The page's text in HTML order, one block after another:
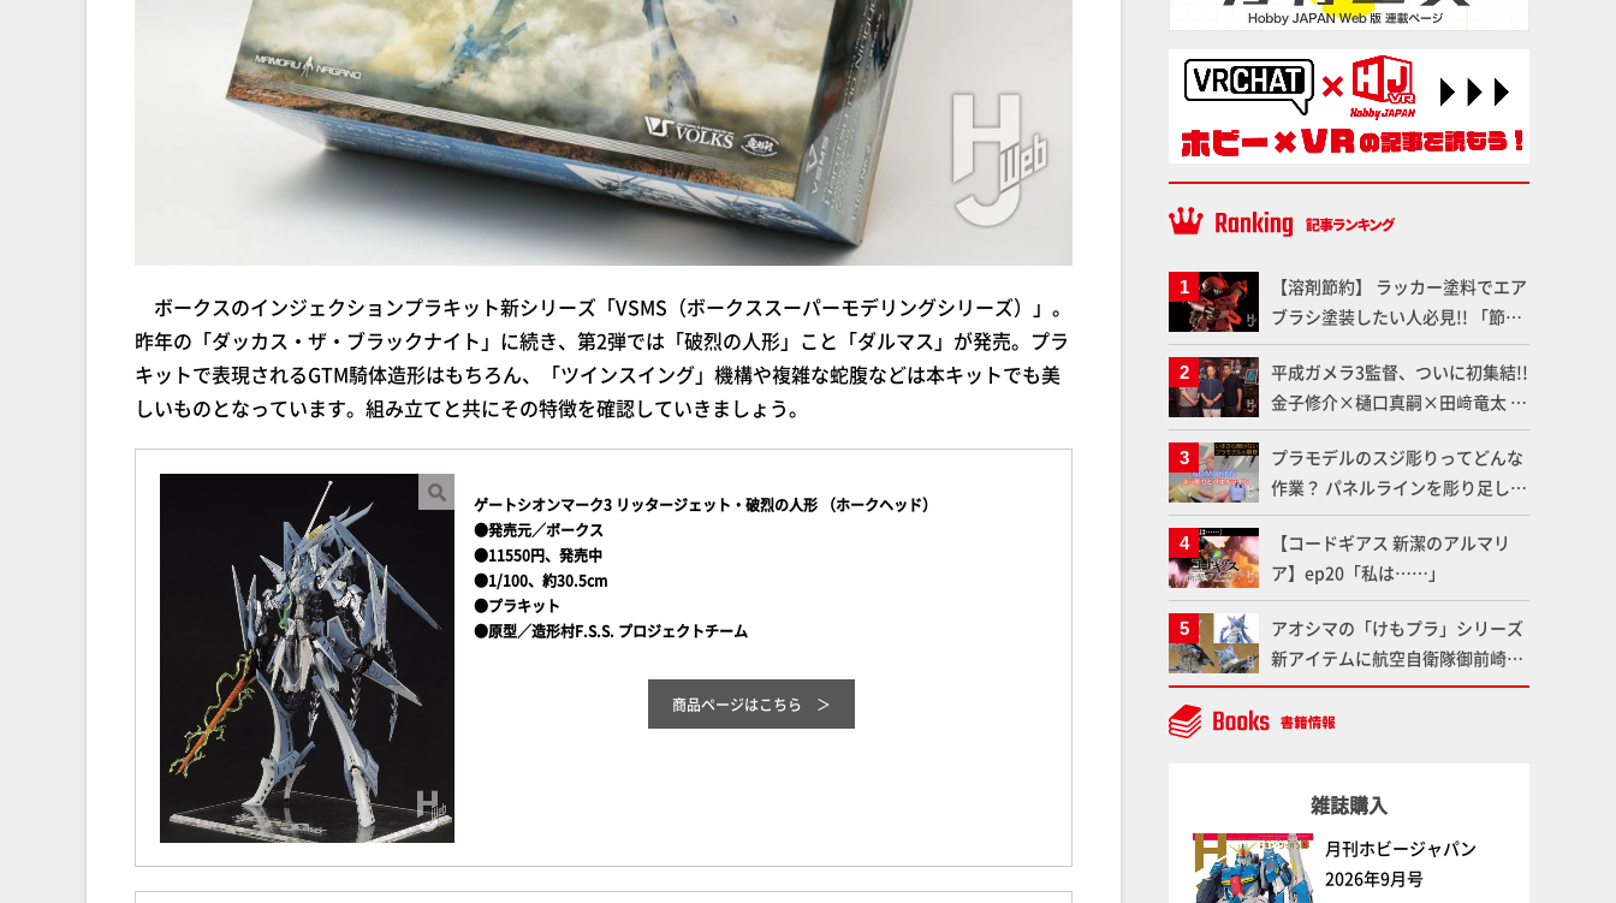
ボークスのインジェクションプラキット新シリーズ「VSMS（ボークススーパーモデリングシリーズ）」。
昨年の「ダッカス・ザ・ブラックナイト」に続き、第2弾では「破烈の人形」こと「ダルマス」が発売。プラ
キットで表現されるGTM騎体造形はもちろん、「ツインスイング」機構や複雑な蛇腹などは本キットでも美
しいものとなっています。組み立てと共にその特徴を確認していきましょう。
ゲートシオンマーク3 リッタージェット・破烈の人形 （ホークヘッド）
●発売元／ボークス
●11550円、発売中
●1/100、約30.5cm
●プラキット
●原型／造形村F.S.S. プロジェクトチーム
商品ページはこちら
【溶剤節約】 ラッカー塗料でエア
ブラシ塗装したい人必見!! 「節
約」と「効率化」を両立した新た
な選択肢「カートリッジ式エアー
ブラシ FLYER-SR2」の使い心地を
「HG ブルーティッシュドッグ」
で検証！
平成ガメラ3監督、ついに初集結!!
金子修介×樋口真嗣×田﨑竜太 4
体のガメラを未来へつなぐ特別鼎
談「ガメラ永久保存化プロジェク
ト FINAL」
プラモデルのスジ彫りってどんな
作業？ パネルラインを彫り足して
作品を映えさせよう！【いまさら
聞けないプラモデルの基礎：スジ
彫りとパネルライン】
【コードギアス 新潔のアルマリ
ア】ep20「私は……」
アオシマの「けもプラ」シリーズ
新アイテムに航空自衛隊御前崎分
屯基地の公式キャラクターとして
誕生した「おまねこ」が着任！け
雑誌購入
月刊ホビージャパン
2026年9月号